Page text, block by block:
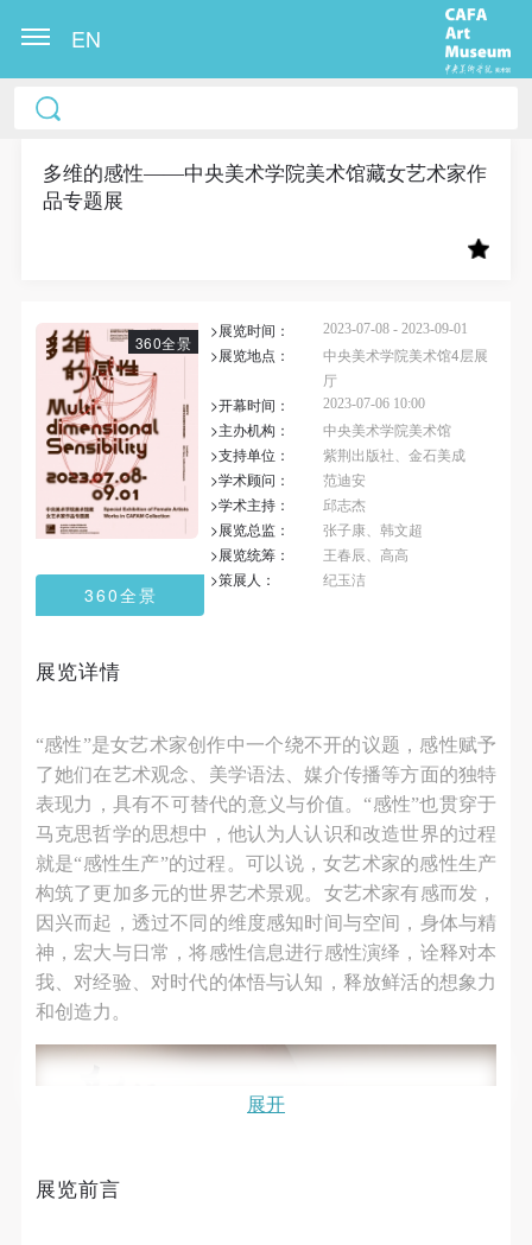
EN
多维的感性——中央美术学院美术馆藏女艺术家作
品专题展
360全景
360全景
>展览时间： 2023-07-08 - 2023-09-01
>展览地点：
中央美术学院美术馆4层展
厅
>开幕时间：
2023-07-06 10:00
>主办机构：
中央美术学院美术馆
>支持单位：
紫荆出版社、金石美成
>学术顾问：
范迪安
>学术主持：
邱志杰
>展览总监：
张子康、韩文超
>展览统筹：
王春辰、高高
>策展人：
纪玉洁
展览详情
“感性”是女艺术家创作中一个绕不开的议题，感性赋予
了她们在艺术观念、美学语法、媒介传播等方面的独特
表现力，具有不可替代的意义与价值。“感性”也贯穿于
马克思哲学的思想中，他认为人认识和改造世界的过程
就是“感性生产”的过程。可以说，女艺术家的感性生产
构筑了更加多元的世界艺术景观。女艺术家有感而发，
因兴而起，透过不同的维度感知时间与空间，身体与精
神，宏大与日常，将感性信息进行感性演绎，诠释对本
我、对经验、对时代的体悟与认知，释放鲜活的想象力
和创造力。
展开
展览前言
中央美术学院美术馆出版授权协议书
称“CAFAM”），愿意将本人参与中央美术学院美术馆
公共教育部组织的公益性活动（包括美术馆会员活
动）的涉及本人的图像、照片、文字、著作、活动成
它数字媒体形式公开出版，并同意编入《中国知识资
源总库》《中央美术学院资料库》《中央美术学院美
术馆资料库》等相关资料、文献、档案机构和平台，
在中央美术学院中使用和在互联网上传播，同意按相
关“章程”规定享受相关权益。
中央美术学院美术馆活动安全免责协议书
第一条
本次活动公平公正、自愿参加与退出、风险与责任自
负的原则。但活动有风险，参加者应有必要的风险意
第二条
律、法规，必须遵循道德和社会公德规范，并应该具
备以人为本、团结友爱、互相帮助和助人为乐的良好
品质。
第三条
参加本次活动人员应该是成年人（具有完全民事行为
能力的人，18周岁以上）未成年人必须在成年人的陪
同下参观。
第四条
参加活动者在此次活动期间的人身安全责任自负。鼓
励参加者自行购买人身安全保险。活动中一旦出现事
故，活动中任何非事故当事人及美术馆将不承担人身
事故的任何责任，但有互相援助的义务。参加活动的
的人身安全不负有民事及相关连带责任。
中央美术学院美术馆出版授权协议书
称“CAFAM”），愿意将本人参与中央美术学院美术馆
公共教育部组织的公益性活动（包括美术馆会员活
动）的涉及本人的图像、照片、文字、著作、活动成
它数字媒体形式公开出版，并同意编入《中国知识资
源总库》《中央美术学院资料库》《中央美术学院美
术馆资料库》等相关资料、文献、档案机构和平台，
在中央美术学院中使用和在互联网上传播，同意按相
关“章程”规定享受相关权益。
中央美术学院美术馆活动安全免责协议书
第一条
本次活动公平公正、自愿参加与退出、风险与责任自
负的原则。但活动有风险，参加者应有必要的风险意
第二条
律、法规，必须遵循道德和社会公德规范，并应该具
备以人为本、团结友爱、互相帮助和助人为乐的良好
品质。
第三条
参加本次活动人员应该是成年人（具有完全民事行为
能力的人，18周岁以上）未成年人必须在成年人的陪
同下参观。
第四条
参加活动者在此次活动期间的人身安全责任自负。鼓
励参加者自行购买人身安全保险。活动中一旦出现事
故，活动中任何非事故当事人及美术馆将不承担人身
事故的任何责任，但有互相援助的义务。参加活动的
的人身安全不负有民事及相关连带责任。
中央美术学院美术馆出版授权协议书
称“CAFAM”），愿意将本人参与中央美术学院美术馆
公共教育部组织的公益性活动（包括美术馆会员活
动）的涉及本人的图像、照片、文字、著作、活动成
它数字媒体形式公开出版，并同意编入《中国知识资
源总库》《中央美术学院资料库》《中央美术学院美
术馆资料库》等相关资料、文献、档案机构和平台，
在中央美术学院中使用和在互联网上传播，同意按相
关“章程”规定享受相关权益。
中央美术学院美术馆活动安全免责协议书
第一条
本次活动公平公正、自愿参加与退出、风险与责任自
负的原则。但活动有风险，参加者应有必要的风险意
第二条
律、法规，必须遵循道德和社会公德规范，并应该具
备以人为本、团结友爱、互相帮助和助人为乐的良好
品质。
第三条
参加本次活动人员应该是成年人（具有完全民事行为
能力的人，18周岁以上）未成年人必须在成年人的陪
同下参观。
第四条
参加活动者在此次活动期间的人身安全责任自负。鼓
励参加者自行购买人身安全保险。活动中一旦出现事
故，活动中任何非事故当事人及美术馆将不承担人身
事故的任何责任，但有互相援助的义务。参加活动的
的人身安全不负有民事及相关连带责任。